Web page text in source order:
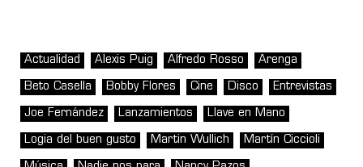
Actualidad Alexis Puig Alfredo Rosso Arenga
Beto Casella Bobby Flores Cine Disco Entrevistas
Joe Fernández Lanzamientos Llave en Mano
Logia del buen gusto Martin Wullich Martín Ciccioli